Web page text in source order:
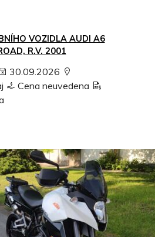
VOZIDLA AUDI A6
R.V. 2001
30.09.2026
Cena neuvedena